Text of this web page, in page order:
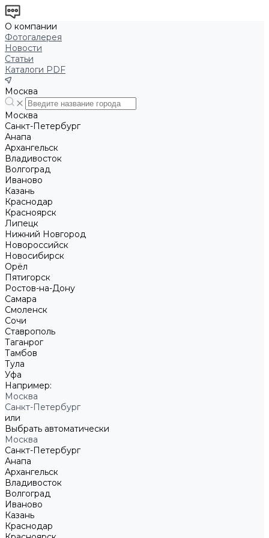
О компании
Фотогалерея
Новости
Статьи
Каталоги PDF
Москва
Москва
Санкт-Петербург
Анапа
Архангельск
Владивосток
Волгоград
Иваново
Казань
Краснодар
Красноярск
Липецк
Нижний Новгород
Новороссийск
Новосибирск
Орёл
Пятигорск
Ростов-на-Дону
Самара
Смоленск
Сочи
Ставрополь
Таганрог
Тамбов
Тула
Уфа
Например:
Москва
Санкт-Петербург
или
Выбрать автоматически
Москва
Санкт-Петербург
Анапа
Архангельск
Владивосток
Волгоград
Иваново
Казань
Краснодар